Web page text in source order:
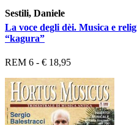
Sestili, Daniele
La voce degli dèi. Musica e
“kagura”
REM 6 - € 18,95